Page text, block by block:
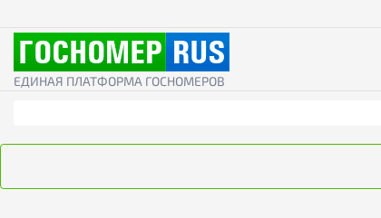
ЕДИНАЯ ПЛАТФОРМА ГОСНОМЕРОВ